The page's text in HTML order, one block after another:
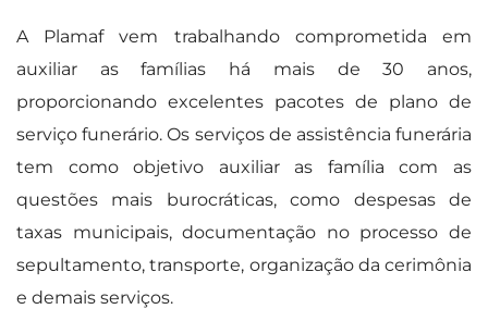
A Plamaf vem trabalhando comprometida em
auxiliar as famílias há mais de 30 anos,
proporcionando excelentes pacotes de plano de
serviço funerário. Os serviços de assistência funerária
tem como objetivo auxiliar as família com as
questões mais burocráticas, como despesas de
taxas municipais, documentação no processo de
sepultamento, transporte, organização da cerimônia
e demais serviços.